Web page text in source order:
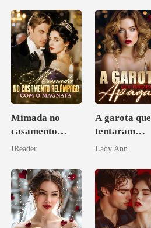
Mimada no
casamento
relâmpago com
IReader
A garota que
tentaram
apagar
Lady Ann